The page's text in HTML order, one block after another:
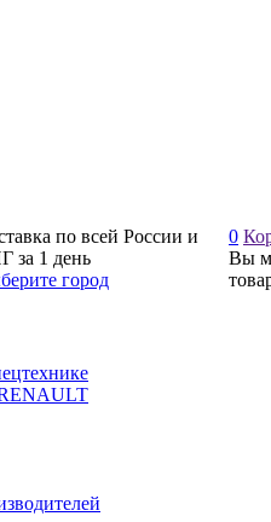
по всей России и
за 1 день
город
0
Вы